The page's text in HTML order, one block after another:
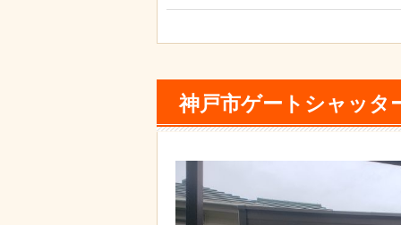
神戸市ゲートシャッタ